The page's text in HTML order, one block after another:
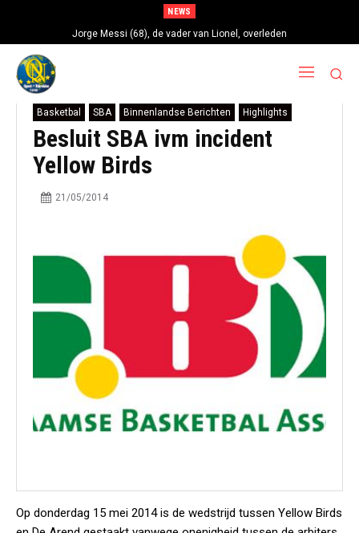
NEWS
Jorge Messi (68), de vader van Lionel, overleden
Basketbal SBA Binnenlandse Berichten Highlights
Besluit SBA ivm incident
Yellow Birds
21/05/2014
Op donderdag 15 mei 2014 is de wedstrijd tussen Yellow Birds